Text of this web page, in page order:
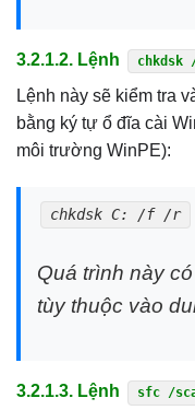
3.2.1.2. Lệnh
Lệnh này sẽ kiểm tra
bằng ký tự ổ đĩa cài
môi trường WinPE):
chkdsk C: /f /r
Quá trình này
tùy thuộc vào
3.2.1.3. Lệnh sfc /